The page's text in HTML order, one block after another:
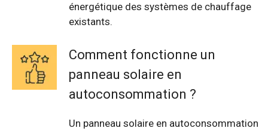
énergétique des systèmes de chauffage
existants.
Comment fonctionne un
panneau solaire en
autoconsommation ?
Un panneau solaire en autoconsommation